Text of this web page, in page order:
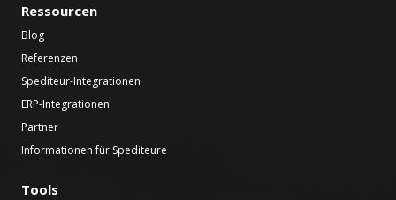
Ressourcen
Blog
Referenzen
Spediteur-Integrationen
ERP-Integrationen
Partner
Informationen für Spediteure
Tools